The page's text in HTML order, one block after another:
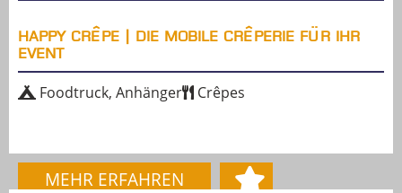
HAPPY CRÊPE | DIE MOBILE CRÊPERIE FÜR IHR
EVENT
Foodtruck, Anhänger Crêpes
MEHR ERFAHREN